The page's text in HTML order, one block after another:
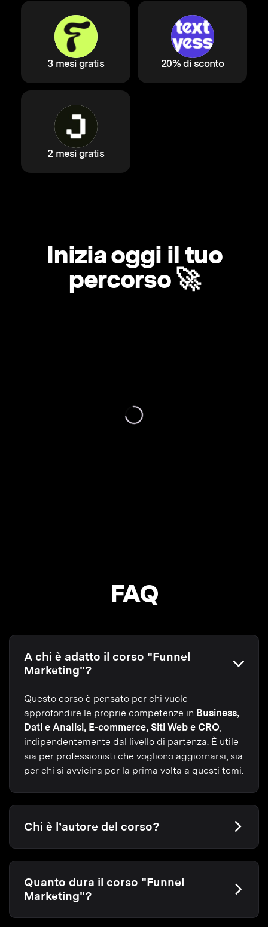
3 mesi gratis 20% di sconto
2 mesi gratis
Inizia oggi il tuo
percorso 🚀
FAQ
A chi è adatto il corso "Funnel
Marketing"?
Questo corso è pensato per chi vuole
approfondire le proprie competenze in Business,
Dati e Analisi, E-commerce, Siti Web e CRO
indipendentemente dal livello di partenza. È utile
sia per professionisti che vogliono aggiornarsi, sia
per chi si avvicina per la prima volta a questi temi.
Chi è l’autore del corso?
Quanto dura il corso "Funnel
Marketing"?